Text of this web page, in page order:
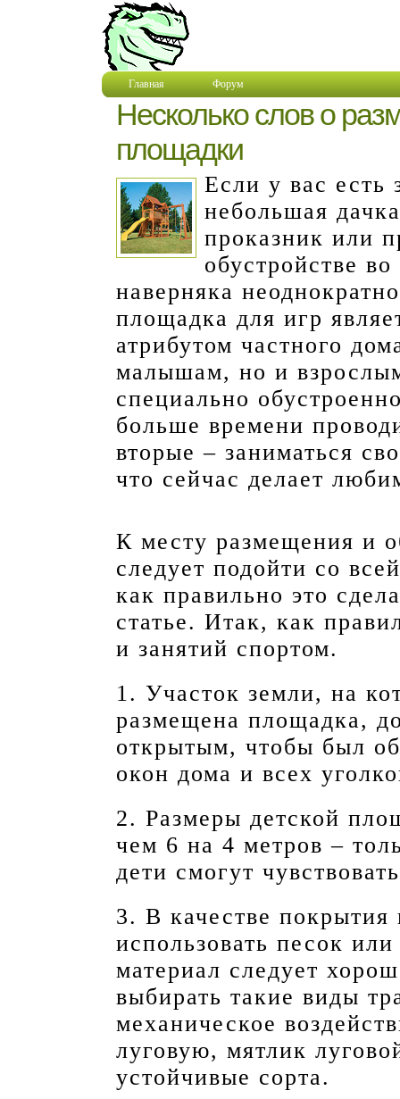
Главная Форум
Несколько слов о
площадки
Если у вас есть
небольшая
проказник или
обустройстве
наверняка
площадка для игр
атрибутом частного
малышам, но и
специально
больше времени
вторые – заниматься
что сейчас делает
К месту размещения и
следует подойти со
как правильно это
статье. Итак, как
и занятий спортом.
1. Участок земли, на
размещена площадка,
открытым, чтобы был
окон дома и всех
2. Размеры детской
чем 6 на 4 метров –
дети смогут
3. В качестве покрытия
использовать песок
материал следует
выбирать такие виды
механическое
луговую, мятлик
устойчивые сорта.